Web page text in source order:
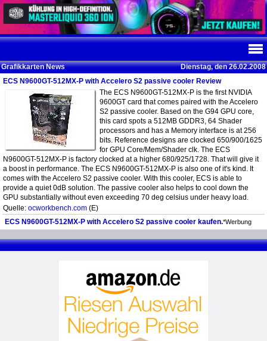
Grafikkarten News
Dienstag, den 26.02.2008
ECS N9600GT-512MX-P with Accelero S2 passive cooler Review
The ECS N9600GT-512MX-P is the first NVIDIA
9600GT card that comes paired with the Accelero
S2 passive cooler. Based on the G94 GPU core,
this card spots a 512MB GDDR3, 64 Shader
processors and has a Memory interface is at 256
bits. Reference designs are clocked 650/900/1625
for GPU Core/Mem/Shader clk. The ECS
N9600GT-512MX-P is factory clocked at a higher 680/925/1728. That will give it
a boost in performance. The ECS N9600GT-512MX-P is also one of it's kind. It
comes with the Accelero S2 passive cooler. With this cooler, ECS is able to
provide a quiet 0dB solution. The passive cooler also helps to cool down the
GPU substantially without even exceeding 70 deg celsius under heavy load.
Quelle: ocworkbench.com (E)
ECS N9600GT-512MX-P with Accelero S2 passive cooler kaufen.*Werbung